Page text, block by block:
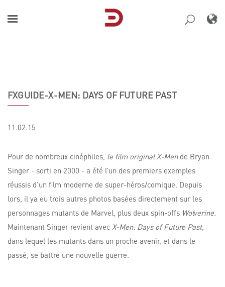
content
FXGUIDE-X-MEN: DAYS OF FUTURE PAST
11.02.15
Pour de nombreux cinéphiles, le film original X-Mende Bryan
Singer - sorti en 2000 - a été l’un des premiers exemples
réussis d’un film moderne de super-héros/comique. Depuis
lors, il ya eu trois autres photos basées directement sur les
personnages mutants de Marvel, plus deux spin-offs Wolverine.
Maintenant Singer revient avec X-Men: Days of Future Past,
dans lequel les mutants dans un proche avenir, et dans le
passé, se battre une nouvelle guerre.